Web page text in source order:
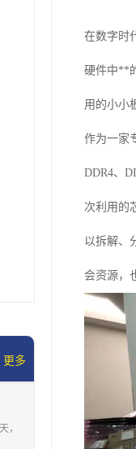
更多
，
在数字时
硬件中**
用的小小
作为一家
DDR4、
次利用的
以拆解、
会资源，